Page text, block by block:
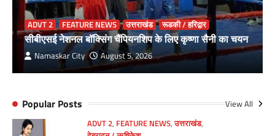
ADVT 2 FEATURE NEWS उत्तराखंड रूडकी / हरिद्वार
सीबीएसई नेशनल बॉक्सिंग चैंपियनशिप के लिए कृष्णा सैनी का चयन
Namaskar City August 5, 2026
Popular Posts View All
ADVT 2, FEATURE NEWS,उत्तराखंड,